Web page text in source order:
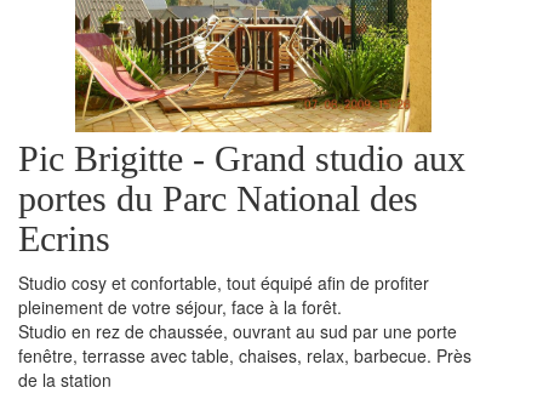
Pic Brigitte - Grand studio aux
portes du Parc National des
Ecrins
Studio cosy et confortable, tout équipé afin de profiter
pleinement de votre séjour, face à la forêt.
Studio en rez de chaussée, ouvrant au sud par une porte
fenêtre, terrasse avec table, chaises, relax, barbecue. Près
de la station